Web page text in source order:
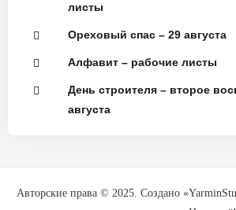
листы
Ореховый спас – 29 августа
Алфавит – рабочие листы
День строителя – второе
августа
Авторские права © 2025. Создано